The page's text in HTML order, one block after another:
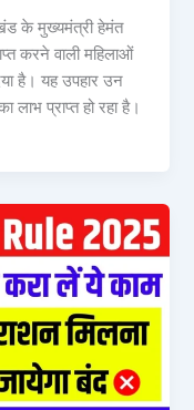
के मुख्यमंत्री हेमंत
करने वाली महिलाओं
है। यह उपहार उन
लाभ प्राप्त हो रहा है।